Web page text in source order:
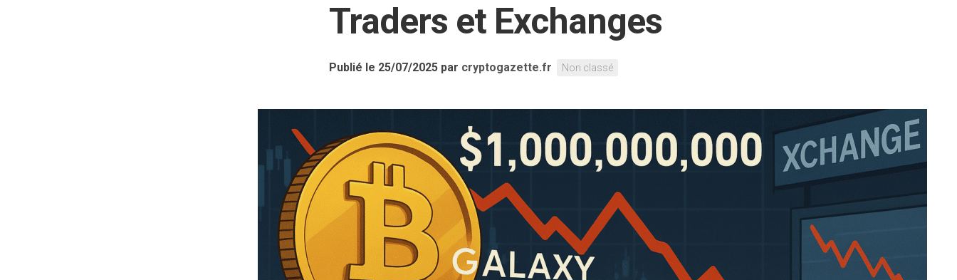
Traders et Exchanges
Publié le 25/07/2025 par cryptogazette.fr Non classé